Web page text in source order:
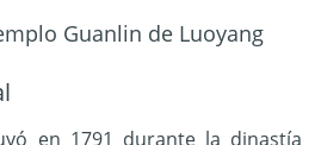
Guanlin de Luoyang
en 1791 durante la dinastía